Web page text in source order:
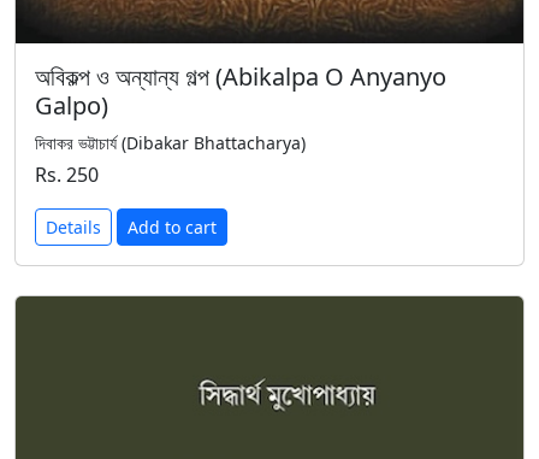
অবিকল্প ও অন্যান্য গল্প (Abikalpa O Anyanyo
Galpo)
দিবাকর ভট্টাচার্য (Dibakar Bhattacharya)
Rs. 250
Details Add to cart